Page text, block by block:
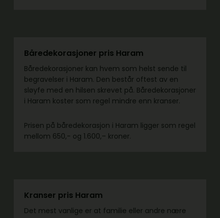
Båredekorasjoner pris Haram
Båredekorasjoner kan hvem som helst sende til
begravelser i Haram. Den består oftest av en
sløyfe med en hilsen skrevet på. Båredekorasjoner
i Haram koster som regel mindre enn kranser.
Prisen på båredekorasjon i Haram ligger som regel
mellom 650,- og 1.600,– kroner.
Kranser pris Haram
Det mest vanlige er at familie eller andre nære